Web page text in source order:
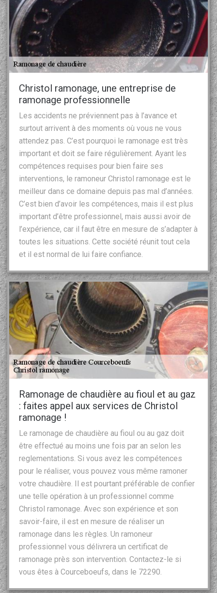
Christol ramonage, une entreprise de
ramonage professionnelle
Les accidents ne préviennent pas à l’avance et
surtout arrivent à des moments où vous ne vous
attendez pas. C’est pourquoi le ramonage est très
important et doit se faire régulièrement. Ayant les
compétences requises pour bien faire ses
interventions, le ramoneur Christol ramonage est le
meilleur dans ce domaine depuis pas mal d’années.
C’est bien d’avoir les compétences, mais il est plus
important d’être professionnel, mais aussi avoir de
l’expérience, car il faut être en mesure de s’adapter à
toutes les situations. Cette société réunit tout cela
et il est normal de lui faire confiance.
Ramonage de chaudière au fioul et au gaz
: faites appel aux services de Christol
ramonage !
Le ramonage de chaudière au fioul ou au gaz doit
être effectué au moins une fois par an selon les
reglementations. Si vous avez les compétences
pour le réaliser, vous pouvez vous même ramoner
votre chaudière. Il est pourtant préférable de confier
une telle opération à un professionnel comme
Christol ramonage. Avec son expérience et son
savoir-faire, il est en mesure de réaliser un
ramonage dans les règles. Un ramoneur
professionnel vous délivrera un certificat de
ramonage près son intervention. Contactez-le si
vous êtes à Courceboeufs, dans le 72290.